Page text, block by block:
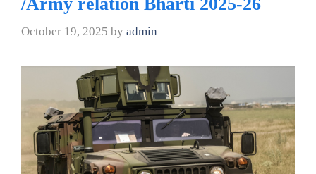
October 19, 2025 by admin